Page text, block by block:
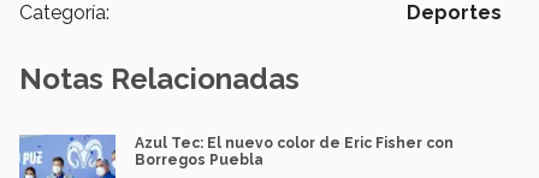
Categoría: Deportes
Notas Relacionadas
Azul Tec: El nuevo color de Eric Fisher con
Borregos Puebla